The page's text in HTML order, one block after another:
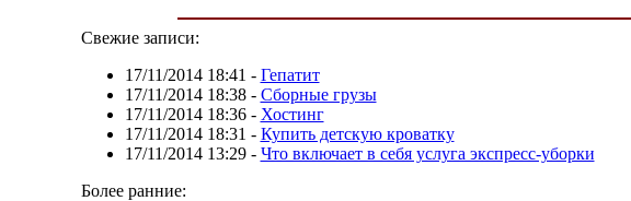
Свежие записи:
17/11/2014 18:41 - Гепатит
17/11/2014 18:38- Сборные грузы
17/11/2014 18:36- Хостинг
17/11/2014 18:31 - Купить детскую кроватку
17/11/2014 13:29- Что включает в себя услуга экспресс-уборки
Более ранние: